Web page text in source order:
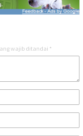
wajib ditandai *